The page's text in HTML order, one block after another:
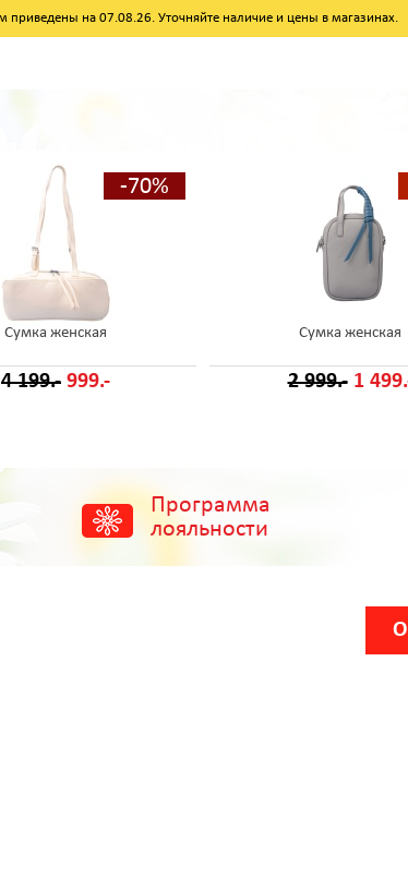
на 07.08.26. Уточняйте наличие и цены в магазинах.
-70%
Сумка женская
4 199.- 999.-
Сумка женская
2 999.- 1
Программа
лояльности